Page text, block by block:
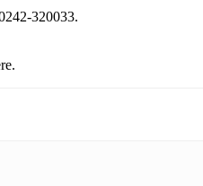
320033.